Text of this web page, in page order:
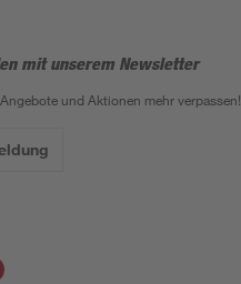
mit unserem Newsletter
und Aktionen mehr verpassen!